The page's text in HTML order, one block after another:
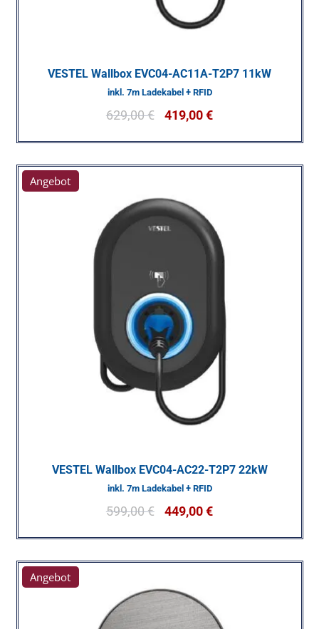
VESTEL Wallbox EVC04-AC11A-T2P7 11kW
inkl. 7m Ladekabel + RFID
629,00€ 419,00€
Angebot
VESTEL Wallbox EVC04-AC22-T2P7 22kW
inkl. 7m Ladekabel + RFID
599,00€ 449,00€
Angebot